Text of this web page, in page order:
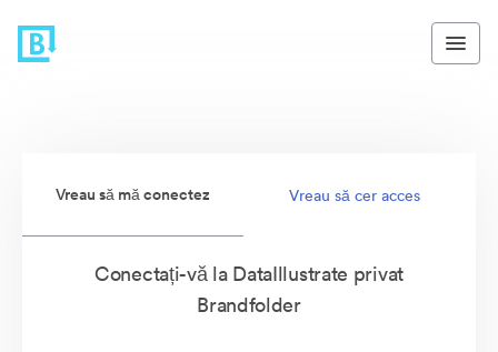
Vreau să mă conectez Vreau să cer acces
Conectați-vă la DataIllustrate privat
Brandfolder